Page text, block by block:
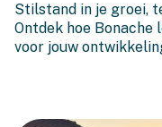
leren inzet
Stilstand in je groei,
Ontdek hoe
voor jouw